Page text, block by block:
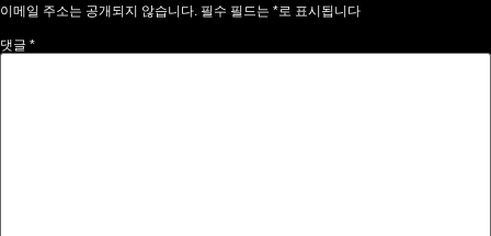
이메일 주소는 공개되지 않습니다. 필수 필드는 *로 표시됩니다
댓글 *